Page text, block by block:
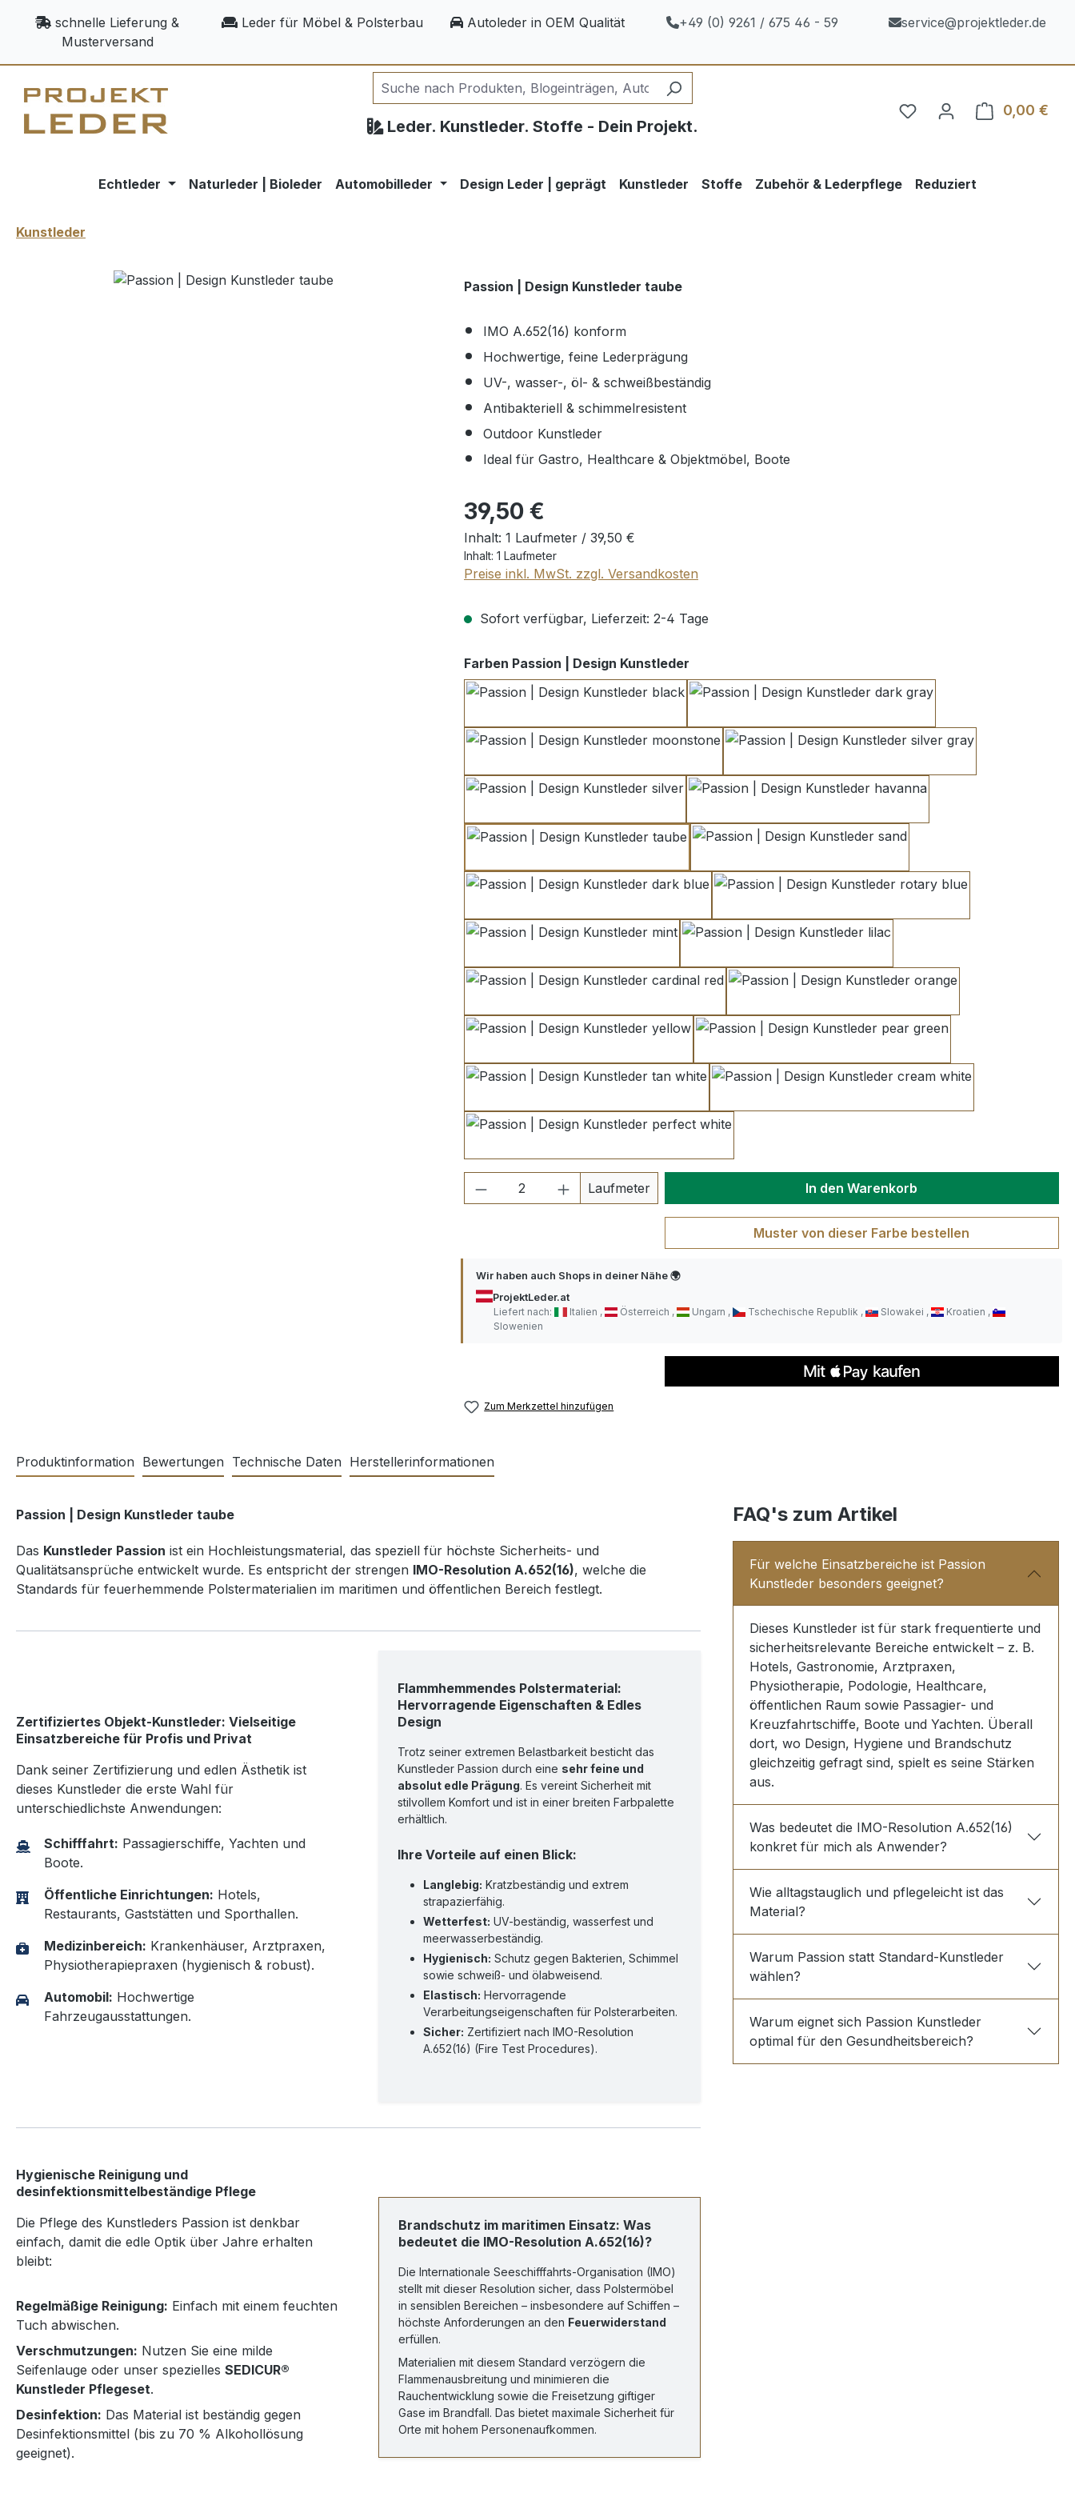
Hauptinhalt springen
Zur Suche springen
Zur Hauptnavigation springen
schnelle Lieferung &
Musterversand
Leder für Möbel & Polsterbau Autoleder in OEM Qualität +49 (0) 9261 / 675 46 - 59 service@projektleder.de
Leder. Kunstleder. Stoffe - Dein Projekt.
0,00 €
Echtleder Naturleder | Bioleder Automobilleder Design Leder | geprägt Kunstleder Stoffe Zubehör & Lederpflege Reduziert
Kunstleder
Bildergalerie überspringen Passion | Design Kunstleder taube
IMO A.652(16) konform
Hochwertige, feine Lederprägung
UV-, wasser-, öl- & schweißbeständig
Antibakteriell & schimmelresistent
Outdoor Kunstleder
Ideal für Gastro, Healthcare & Objektmöbel, Boote
Regulärer Preis:
39,50 €
Inhalt: 1 Laufmeter / 39,50 €
Inhalt: 1 Laufmeter
Preise inkl. MwSt. zzgl. Versandkosten
Sofort verfügbar, Lieferzeit: 2-4 Tage
Farben Passion | Design Kunstleder
Produkt Anzahl: Gib den gewünschten Wert ein oder benutze
Laufmeter In den Warenkorb
Muster von dieser Farbe bestellen
Wir haben auch Shops in deiner Nähe 🌍
ProjektLeder.at
Liefert nach:
Italien Österreich Ungarn Tschechische Republik Slowakei
Kroatien
Slowenien
Zum Merkzettel hinzufügen
Produktinformation Bewertungen Technische Daten Herstellerinformationen
Passion | Design Kunstleder taube FAQ's zum Artikel
Das Kunstleder Passion ist ein Hochleistungsmaterial, das speziell für höchste Sicherheits- und
Qualitätsansprüche entwickelt wurde. Es entspricht der strengen IMO-Resolution A.652(16), welche die
Standards für feuerhemmende Polstermaterialien im maritimen und öffentlichen Bereich festlegt.
Zertifiziertes Objekt-Kunstleder: Vielseitige
Einsatzbereiche für Profis und Privat
Dank seiner Zertifizierung und edlen Ästhetik ist
dieses Kunstleder die erste Wahl für
unterschiedlichste Anwendungen:
Schifffahrt: Passagierschiffe, Yachten und
Boote.
Öffentliche Einrichtungen: Hotels,
Restaurants, Gaststätten und Sporthallen.
Medizinbereich: Krankenhäuser, Arztpraxen,
Physiotherapiepraxen (hygienisch & robust).
Automobil: Hochwertige
Fahrzeugausstattungen.
Flammhemmendes Polstermaterial:
Hervorragende Eigenschaften & Edles
Design
Trotz seiner extremen Belastbarkeit besticht das
Kunstleder Passion durch eine sehr feine und
absolut edle Prägung. Es vereint Sicherheit mit
stilvollem Komfort und ist in einer breiten Farbpalette
erhältlich.
Ihre Vorteile auf einen Blick:
Langlebig: Kratzbeständig und extrem
strapazierfähig.
Wetterfest: UV-beständig, wasserfest und
meerwasserbeständig.
Hygienisch: Schutz gegen Bakterien, Schimmel
sowie schweiß- und ölabweisend.
Elastisch: Hervorragende
Verarbeitungseigenschaften für Polsterarbeiten.
Sicher: Zertifiziert nach IMO-Resolution
A.652(16) (Fire Test Procedures).
Hygienische Reinigung und
desinfektionsmittelbeständige Pflege
Die Pflege des Kunstleders Passion ist denkbar
einfach, damit die edle Optik über Jahre erhalten
bleibt:
Regelmäßige Reinigung: Einfach mit einem feuchten
Tuch abwischen.
Verschmutzungen: Nutzen Sie eine milde
Seifenlauge oder unser spezielles SEDICUR®
Kunstleder Pflegeset.
Desinfektion: Das Material ist beständig gegen
Desinfektionsmittel (bis zu 70 % Alkohollösung
geeignet).
Brandschutz im maritimen Einsatz: Was
bedeutet die IMO-Resolution A.652(16)?
Die Internationale Seeschifffahrts-Organisation (IMO)
stellt mit dieser Resolution sicher, dass Polstermöbel
in sensiblen Bereichen – insbesondere auf Schiffen –
höchste Anforderungen an den Feuerwiderstand
erfüllen.
Materialien mit diesem Standard verzögern die
Flammenausbreitung und minimieren die
Rauchentwicklung sowie die Freisetzung giftiger
Gase im Brandfall. Das bietet maximale Sicherheit für
Orte mit hohem Personenaufkommen.
Für welche Einsatzbereiche ist Passion
Kunstleder besonders geeignet?
Dieses Kunstleder ist für stark frequentierte und
sicherheitsrelevante Bereiche entwickelt – z. B.
Hotels, Gastronomie, Arztpraxen,
Physiotherapie, Podologie, Healthcare,
öffentlichen Raum sowie Passagier- und
Kreuzfahrtschiffe, Boote und Yachten. Überall
dort, wo Design, Hygiene und Brandschutz
gleichzeitig gefragt sind, spielt es seine Stärken
aus.
Was bedeutet die IMO-Resolution A.652(16)
konkret für mich als Anwender?
Wie alltagstauglich und pflegeleicht ist das
Material?
Warum Passion statt Standard-Kunstleder
wählen?
Warum eignet sich Passion Kunstleder
optimal für den Gesundheitsbereich?